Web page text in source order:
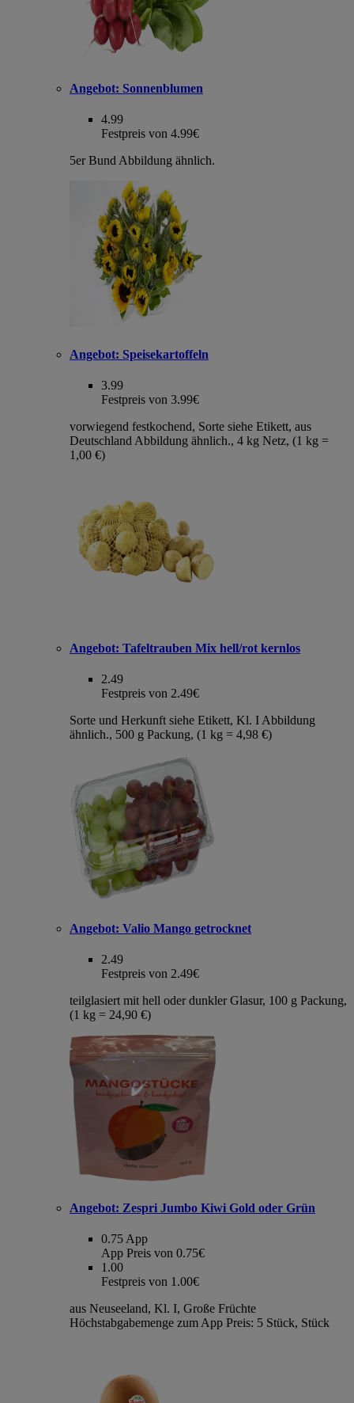
Angebot: Sonnenblumen
4.99
Festpreis von 4.99€
5er Bund Abbildung ähnlich.
Angebot: Speisekartoffeln
3.99
Festpreis von 3.99€
vorwiegend festkochend, Sorte siehe Etikett, aus
Deutschland Abbildung ähnlich., 4 kg Netz, (1 kg =
1,00 €)
Angebot: Tafeltrauben Mix hell/rot kernlos
2.49
Festpreis von 2.49€
Sorte und Herkunft siehe Etikett, Kl. I Abbildung
ähnlich., 500 g Packung, (1 kg = 4,98 €)
Angebot: Valio Mango getrocknet
2.49
Festpreis von 2.49€
teilglasiert mit hell oder dunkler Glasur, 100 g Packung,
(1 kg = 24,90 €)
Angebot: Zespri Jumbo Kiwi Gold oder Grün
0.75 App
App Preis von 0.75€
1.00
Festpreis von 1.00€
aus Neuseeland, Kl. I, Große Früchte
Höchstabgabemenge zum App Preis: 5 Stück, Stück